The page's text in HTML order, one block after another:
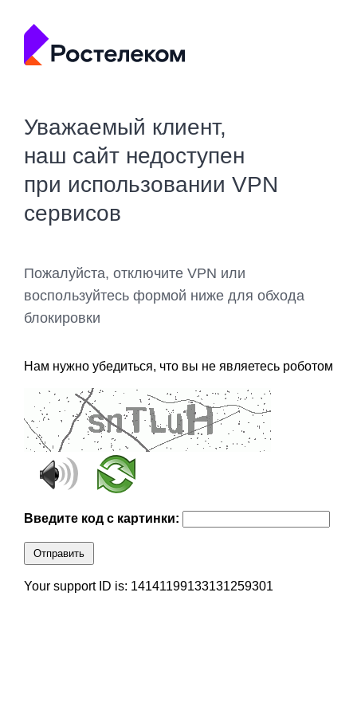
Уважаемый клиент,
наш сайт недоступен
при использовании VPN
сервисов
Пожалуйста, отключите VPN или
воспользуйтесь формой ниже для обхода
блокировки
Нам нужно убедиться, что вы не являетесь роботом
Введите код с картинки:
Отправить
Your support ID is: 14141199133131259301